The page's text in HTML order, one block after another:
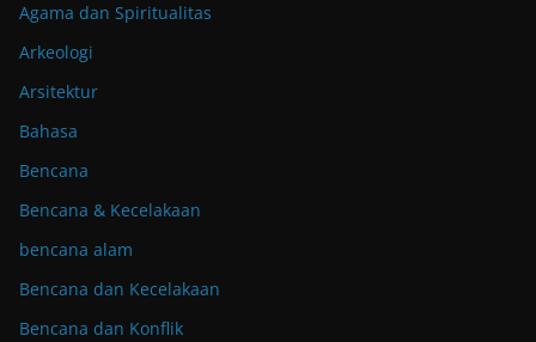
Agama dan Spiritualitas
Arkeologi
Arsitektur
Bahasa
Bencana
Bencana & Kecelakaan
bencana alam
Bencana dan Kecelakaan
Bencana dan Konflik